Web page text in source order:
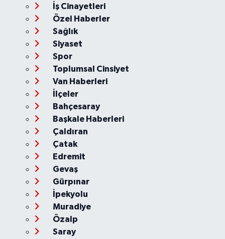
İş Cinayetleri
Özel Haberler
Sağlık
Siyaset
Spor
Toplumsal Cinsiyet
Van Haberleri
İlçeler
Bahçesaray
Başkale Haberleri
Çaldıran
Çatak
Edremit
Gevaş
Gürpınar
İpekyolu
Muradiye
Özalp
Saray